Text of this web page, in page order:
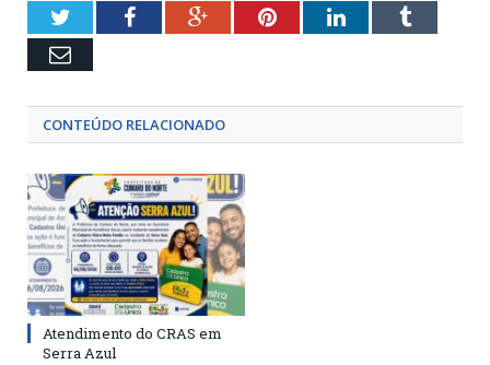
TwitterFacebookGoogle+PinterestLinkedInTumblr
Email
CONTEÚDO RELACIONADO
Atendimento do CRAS em
Serra Azul